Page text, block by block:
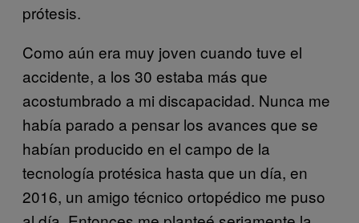
prótesis.
Como aún era muy joven cuando tuve el
accidente, a los 30 estaba más que
acostumbrado a mi discapacidad. Nunca me
había parado a pensar los avances que se
habían producido en el campo de la
tecnología protésica hasta que un día, en
2016, un amigo técnico ortopédico me puso